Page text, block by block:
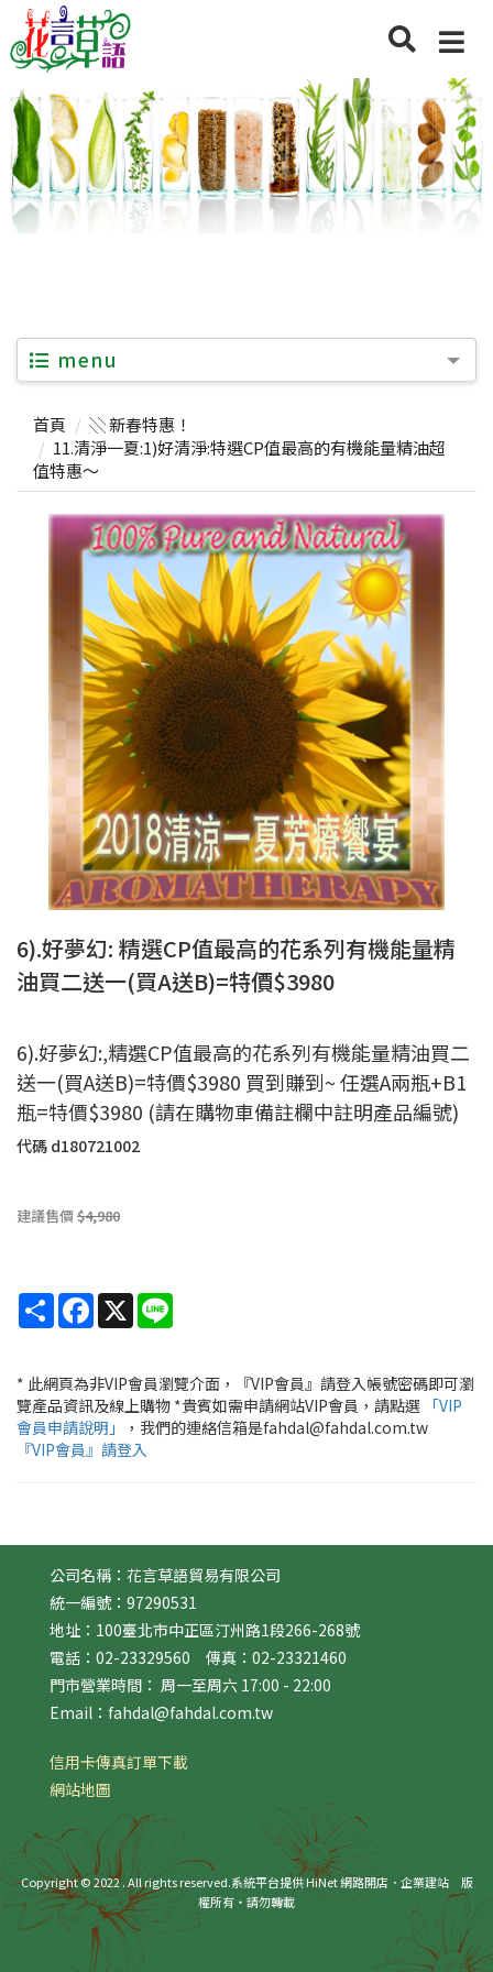
menu
首頁
░ 新春特惠！
11.清淨一夏:1)好清淨:特選CP值最高的有機能量精油超
值特惠～
6).好夢幻: 精選CP值最高的花系列有機能量精
油買二送一(買A送B)=特價$3980
6).好夢幻:,精選CP值最高的花系列有機能量精油買二
送一(買A送B)=特價$3980 買到賺到~ 任選A兩瓶+B1
瓶=特價$3980 (請在購物車備註欄中註明產品編號)
代碼 d180721002
建議售價$4,980
Share Facebook
X
* 此網頁為非VIP會員瀏覽介面，『VIP會員』請登入帳號密碼即可瀏
覽產品資訊及線上購物 *貴賓如需申請網站VIP會員，請點選 「VIP
會員申請說明」
，我們的連絡信箱是fahdal@fahdal.com.tw
『VIP會員』請登入
公司名稱：花言草語貿易有限公司
統一編號：97290531
地址：100臺北市中正區汀州路1段266-268號
電話：02-23329560 傳真：02-23321460
門市營業時間： 周一至周六 17:00 - 22:00
Email：fahdal@fahdal.com.tw
信用卡傳真訂單下載
網站地圖
Copyright © 2022 . All rights reserved.系統平台提供 HiNet 網路開店．企業建站版
權所有‧請勿轉載